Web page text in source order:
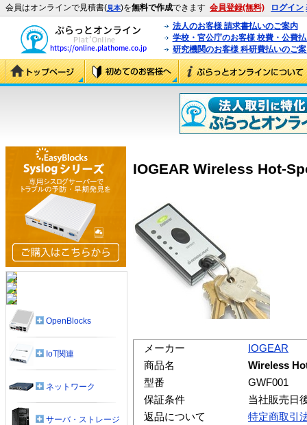
会員はオンラインで見積書(見本)を無料で作成できます 会員登録(無料) ログイン
法人のお客様 請求書払いのご案内
学校・官公庁のお客様 校費・公費
研究機関のお客様 科研費払いのご
IOGEAR Wireless Hot-
メーカー
IOGEAR
商品名
Wireless
型番
GWF001
保証条件
当社販売日
返品について
特定商取引
OpenBlocks
IoT関連
ネットワーク
サーバ・ストレージ